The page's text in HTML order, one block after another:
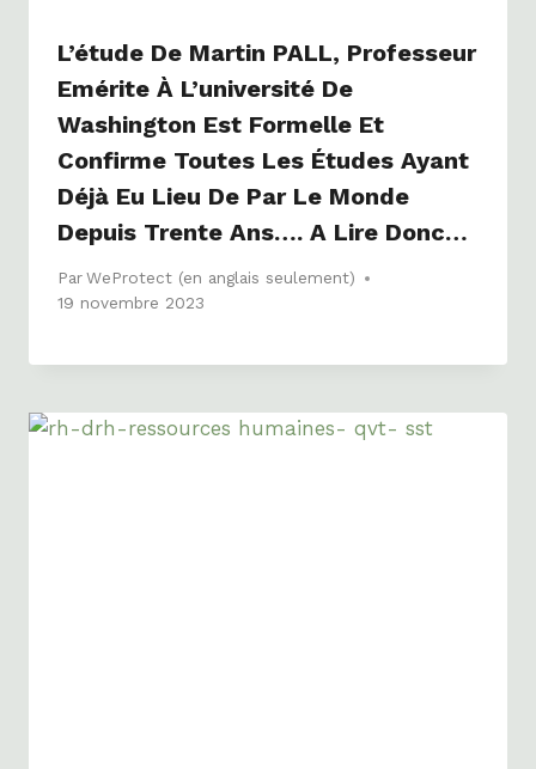
L’étude De Martin PALL, Professeur
Emérite À L’université De
Washington Est Formelle Et
Confirme Toutes Les Études Ayant
Déjà Eu Lieu De Par Le Monde
Depuis Trente Ans…. A Lire Donc…
ParWeProtect (en anglais seulement)
19 novembre 2023